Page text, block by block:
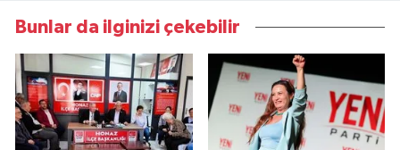
Bunlar da ilginizi çekebilir